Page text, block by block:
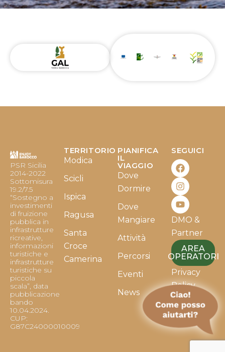
PSR Sicilia
2014-2022
Sottomisura
19.2/7.5
“Sostegno a
investimenti
di fruizione
pubblica in
infrastrutture
ricreative,
informazioni
turistiche e
infrastrutture
turistiche su
piccola
scala”, data
pubblicazione
bando
10.04.2024.
CUP:
G87C24000010009
TERRITORIO
Modica
Scicli
Ispica
Ragusa
Santa
Croce
Camerina
PIANIFICA
IL
VIAGGIO
Dove
Dormire
Dove
Mangiare
Attività
Percorsi
Eventi
News
SEGUICI
F
a
c
e
b
o
o
k
I
n
s
t
a
g
r
a
m
Y
o
u
t
u
b
e
DMO &
Partner
AREA
OPERATORI
Privacy
Policy
Cookie
Policy